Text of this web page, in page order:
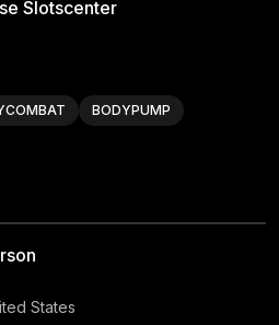
Slotscenter
BODYPUMP
States